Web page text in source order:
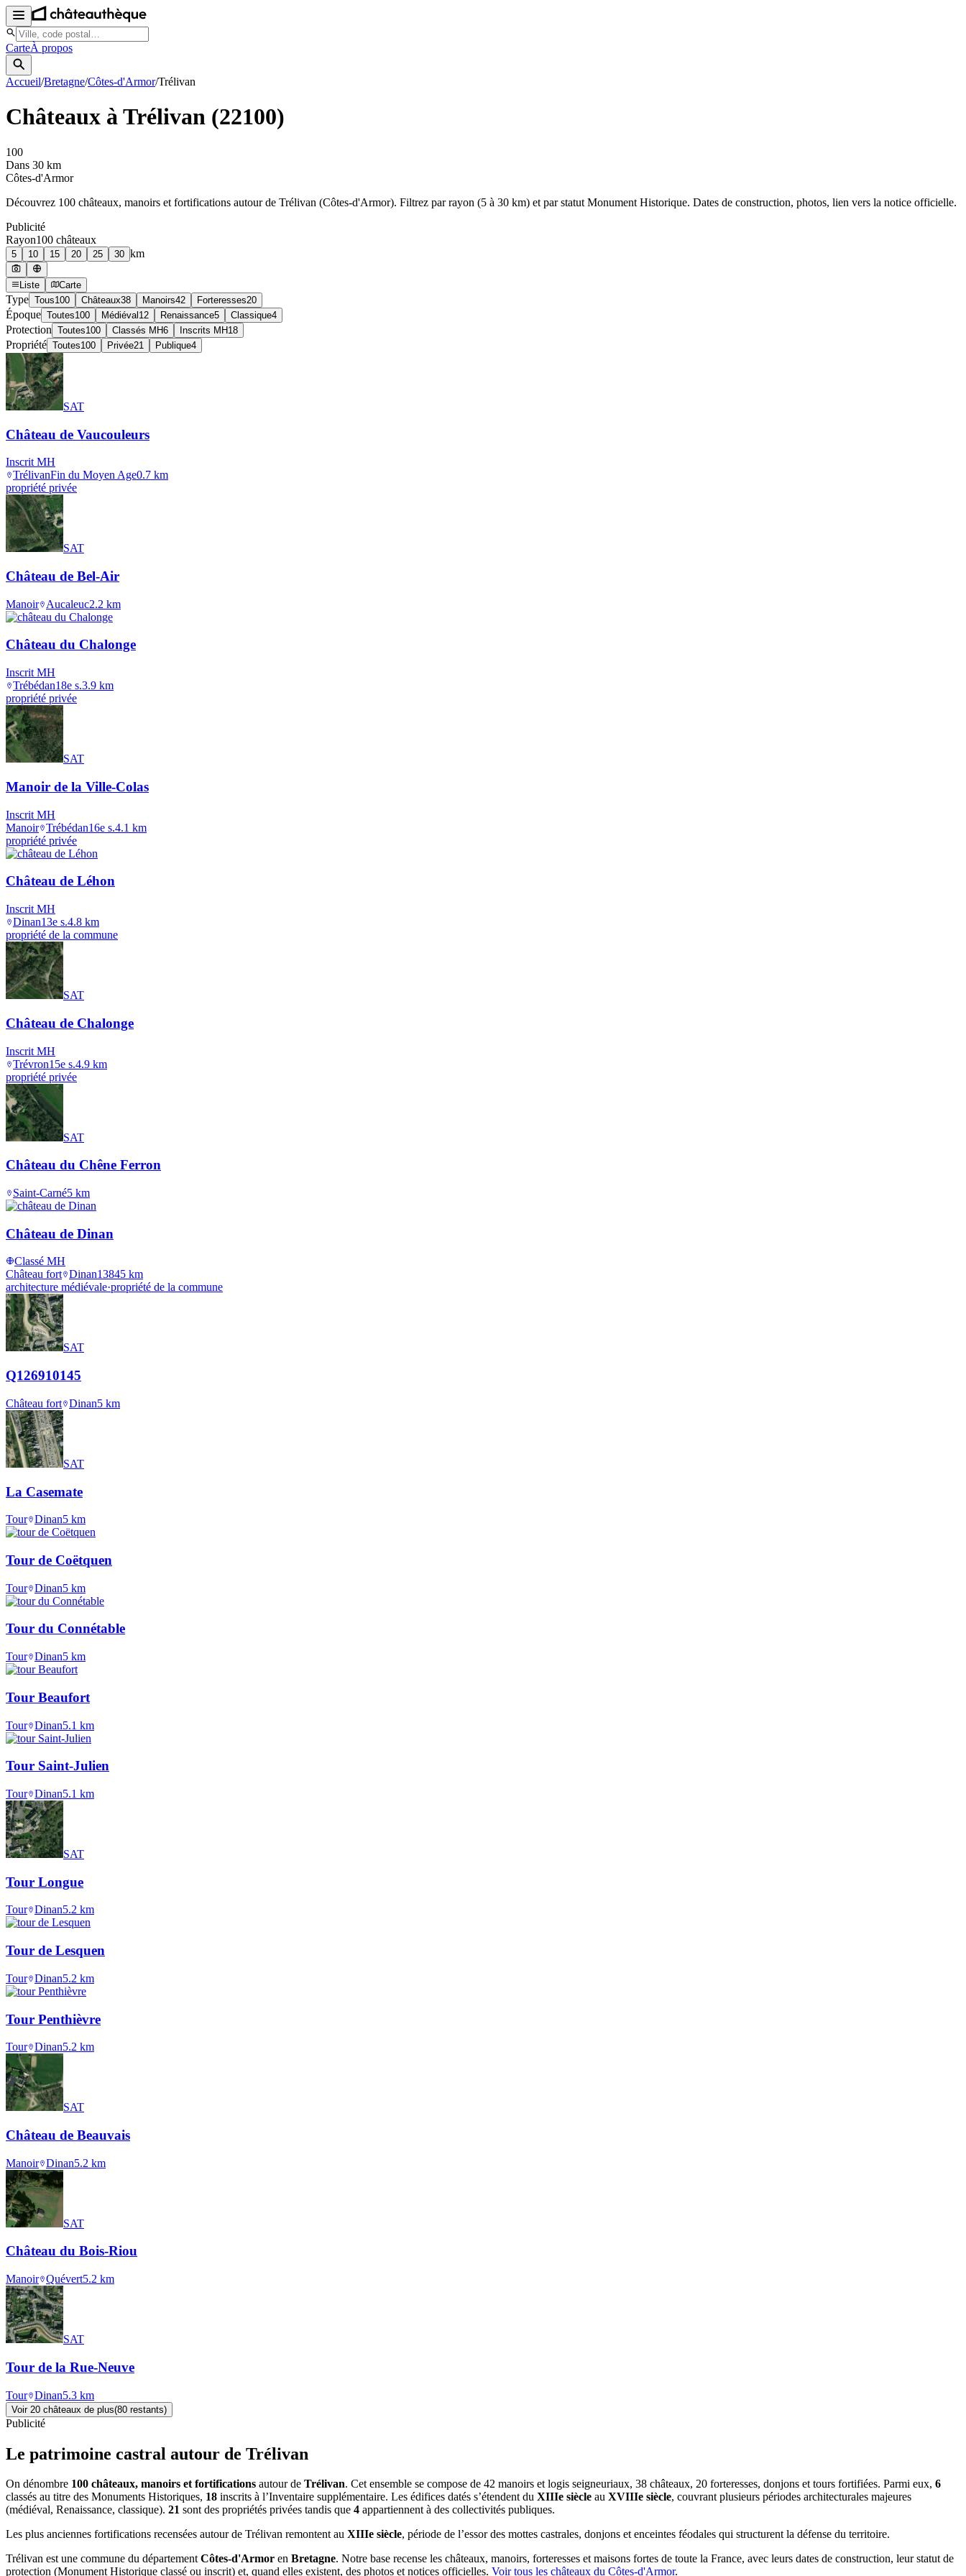
CarteÀ propos
Accueil/Bretagne/Côtes-d'Armor/Trélivan
Châteaux àTrélivan (22100)
100
Dans 30 km
Côtes-d'Armor
Découvrez 100 châteaux, manoirs et fortifications autour de Trélivan (Côtes-d'Armor). Filtrez par rayon (5 à 30 km) et par statut Monument Historique. Dates de construction, photos, lien vers la notice officielle.
Publicité
Rayon100 châteaux
5 10 15 20 25 30 km
Liste Carte
Type Tous100 Châteaux38 Manoirs42 Forteresses20
Époque Toutes100 Médiéval 12 Renaissance5 Classique4
Protection Toutes100 Classés MH6 Inscrits MH18
Propriété Toutes100 Privée21 Publique4
SAT
Château de Vaucouleurs
Inscrit MH
TrélivanFin du Moyen Age0.7 km
propriété privée
SAT
Château de Bel-Air
Manoir Aucaleuc2.2 km
Château du Chalonge
Inscrit MH
Trébédan18e s.3.9 km
propriété privée
SAT
Manoir de la Ville-Colas
Inscrit MH
Manoir Trébédan16e s.4.1 km
propriété privée
Château de Léhon
Inscrit MH
Dinan13e s.4.8 km
propriété de la commune
SAT
Château de Chalonge
Inscrit MH
Trévron15e s.4.9 km
propriété privée
SAT
Château du Chêne Ferron
Saint-Carné5 km
Château de Dinan
Classé MH
Château fort Dinan13845 km
architecture médiévale·propriété de la commune
SAT
Q126910145
Château fort Dinan5 km
SAT
La Casemate
Tour Dinan5 km
Tour de Coëtquen
Tour Dinan5 km
Tour du Connétable
Tour Dinan5 km
Tour Beaufort
Tour Dinan5.1 km
Tour Saint-Julien
Tour Dinan5.1 km
SAT
Tour Longue
Tour Dinan5.2 km
Tour de Lesquen
Tour Dinan5.2 km
Tour Penthièvre
Tour Dinan5.2 km
SAT
Château de Beauvais
Manoir Dinan5.2 km
SAT
Château du Bois-Riou
Manoir Quévert5.2 km
SAT
Tour de la Rue-Neuve
Tour Dinan5.3 km
Voir 20 châteaux de plus(80 restants)
Publicité
Le patrimoine castral autour de Trélivan
On dénombre 100 châteaux, manoirs et fortifications autour de Trélivan. Cet ensemble se compose de 42 manoirs et logis seigneuriaux, 38 châteaux, 20 forteresses, donjons et tours fortifiées. Parmi eux, 6
classés au titre des Monuments Historiques, 18 inscrits à l’Inventaire supplémentaire. Les édifices datés s’étendent du XIIIe siècle au XVIIIe siècle, couvrant plusieurs périodes architecturales majeures
(médiéval, Renaissance, classique). 21 sont des propriétés privées tandis que 4 appartiennent à des collectivités publiques.
Les plus anciennes fortifications recensées autour de Trélivan remontent au XIIIe siècle, période de l’essor des mottes castrales, donjons et enceintes féodales qui structurent la défense du territoire.
Trélivan est une commune du départementCôtes-d'Armor en Bretagne. Notre base recense les châteaux, manoirs, forteresses et maisons fortes de toute la France, avec leurs dates de construction, leur statut de
protection (Monument Historique classé ou inscrit) et, quand elles existent, des photos et notices officielles. Voir tous les châteaux du Côtes-d'Armor.